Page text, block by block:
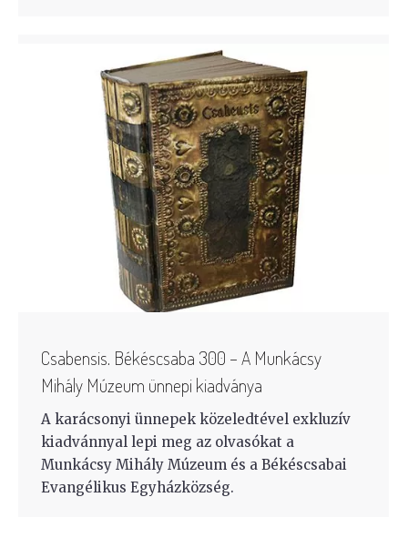
Csabensis. Békéscsaba 300 – A Munkácsy
Mihály Múzeum ünnepi kiadványa
A karácsonyi ünnepek közeledtével exkluzív
kiadvánnyal lepi meg az olvasókat a
Munkácsy Mihály Múzeum és a Békéscsabai
Evangélikus Egyházközség.